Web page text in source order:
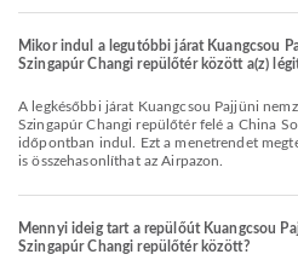
Mikor indul a legutóbbi járat Kuangcsou
Szingapúr Changi repülőtér között a(z)
A legkésőbbi járat Kuangcsou Pajjüni nemzetközi repülőtér repülőtérről
Szingapúr Changi repülőtér felé a China
időpontban indul. Ezt a menetrendet
is összehasonlíthat az Airpazon.
Mennyi ideig tart a repülőút Kuangcsou
Szingapúr Changi repülőtér között?